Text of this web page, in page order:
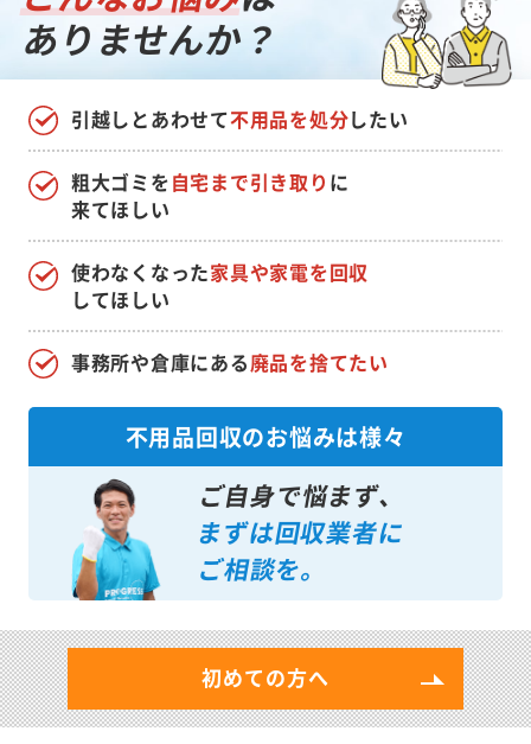
ありませんか？
引越しとあわせて不用品を処分したい
使わなくなった家具や家電を回収
してほしい
粗大ゴミを自宅まで引き取り に
来てほしい
事務所や倉庫にある廃品を捨てたい
不用品回収のお悩みは様々
ご自身で悩まず、
まずは回収業者に
ご相談を。
初めての方へ